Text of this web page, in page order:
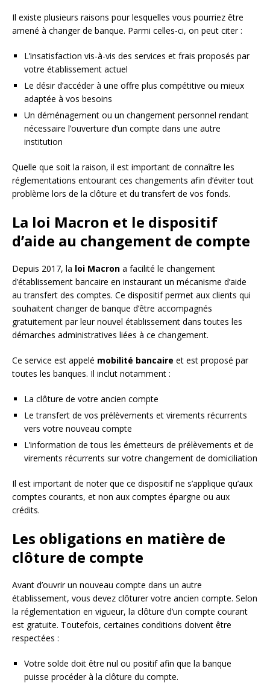
Il existe plusieurs raisons pour lesquelles vous pourriez être
amené à changer de banque. Parmi celles-ci, on peut citer :
L’insatisfaction vis-à-vis des services et frais proposés par
votre établissement actuel
Le désir d’accéder à une offre plus compétitive ou mieux
adaptée à vos besoins
Un déménagement ou un changement personnel rendant
nécessaire l’ouverture d’un compte dans une autre
institution
Quelle que soit la raison, il est important de connaître les
réglementations entourant ces changements afin d’éviter tout
problème lors de la clôture et du transfert de vos fonds.
La loi Macron et le dispositif
d’aide au changement de compte
Depuis 2017, la loi Macron a facilité le changement
d’établissement bancaire en instaurant un mécanisme d’aide
au transfert des comptes. Ce dispositif permet aux clients qui
souhaitent changer de banque d’être accompagnés
gratuitement par leur nouvel établissement dans toutes les
démarches administratives liées à ce changement.
Ce service est appelé mobilité bancaire et est proposé par
toutes les banques. Il inclut notamment :
La clôture de votre ancien compte
Le transfert de vos prélèvements et virements récurrents
vers votre nouveau compte
L’information de tous les émetteurs de prélèvements et de
virements récurrents sur votre changement de domiciliation
Il est important de noter que ce dispositif ne s’applique qu’aux
comptes courants, et non aux comptes épargne ou aux
crédits.
Les obligations en matière de
clôture de compte
Avant d’ouvrir un nouveau compte dans un autre
établissement, vous devez clôturer votre ancien compte. Selon
la réglementation en vigueur, la clôture d’un compte courant
est gratuite. Toutefois, certaines conditions doivent être
respectées :
Votre solde doit être nul ou positif afin que la banque
puisse procéder à la clôture du compte.